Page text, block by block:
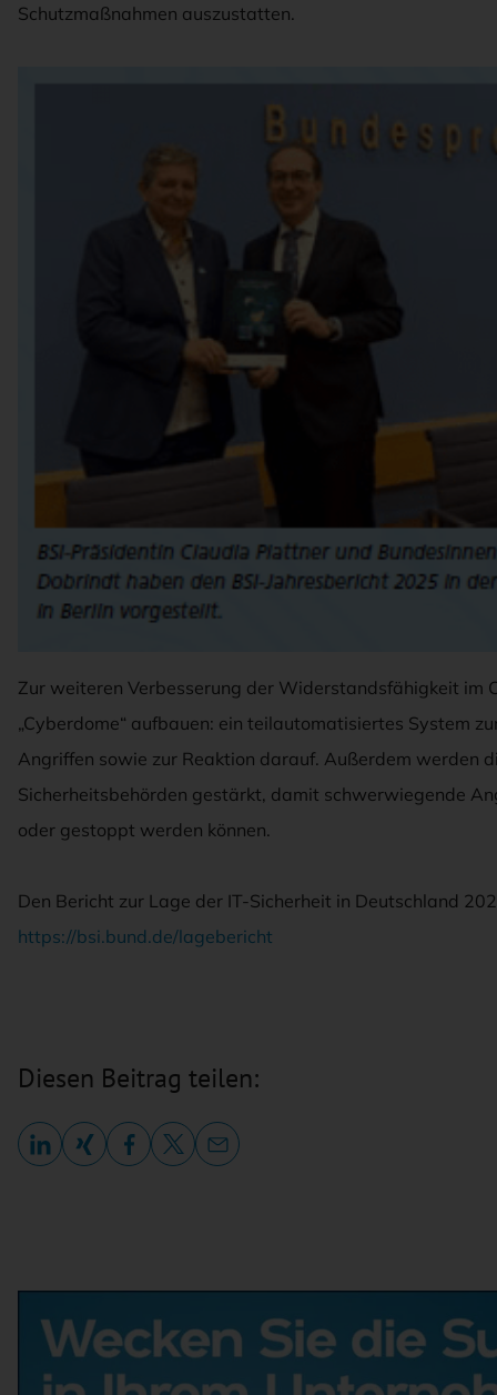
Schutzmaßnahmen auszustatten.
Zur weiteren Verbesserung der Widerstandsfähigkeit im
„Cyberdome“ aufbauen: ein teilautomatisiertes System
Angriffen sowie zur Reaktion darauf. Außerdem werden
Sicherheitsbehörden gestärkt, damit schwerwiegende
oder gestoppt werden können.
Den Bericht zur Lage der IT-Sicherheit in Deutschland
https://bsi.bund.de/lagebericht
Diesen Beitrag teilen: